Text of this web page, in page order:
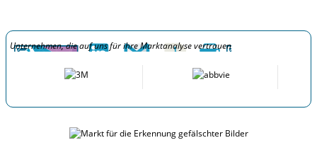
Unternehmen, die auf uns für ihre Marktanalyse vertrauen